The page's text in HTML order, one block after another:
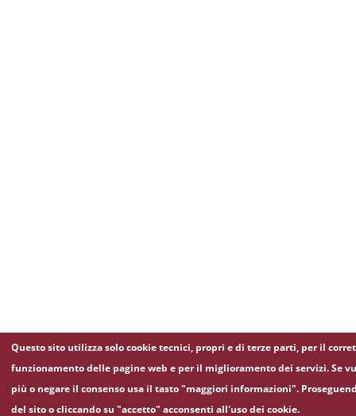
Questo sito utilizza solo cookie tecnici, propri e di terze parti, per il
funzionamento delle pagine web e per il miglioramento dei servizi. Se
più o negare il consenso usa il tasto "maggiori informazioni".
del sito o cliccando su "accetto" acconsenti all'uso dei cookie.